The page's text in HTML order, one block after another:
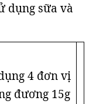
dụng sữa và
4 đơn vị
đương 15g